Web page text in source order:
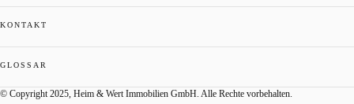
KONTAKT
GLOSSAR
© Copyright 2025, Heim & Wert Immobilien GmbH. Alle Rechte vorbehalten.